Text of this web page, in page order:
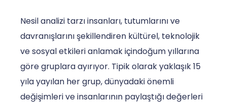
Nesil analizi tarzı insanları, tutumlarını ve
davranışlarını şekillendiren kültürel, teknolojik
ve sosyal etkileri anlamak içindoğum yıllarına
göre gruplara ayırıyor. Tipik olarak yaklaşık 15
yıla yayılan her grup, dünyadaki önemli
değişimleri ve insanlarının paylaştığı değerleri